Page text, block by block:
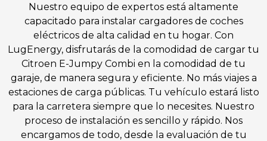
Nuestro equipo de expertos está altamente
capacitado para instalar cargadores de coches
eléctricos de alta calidad en tu hogar. Con
LugEnergy, disfrutarás de la comodidad de cargar tu
Citroen E-Jumpy Combi en la comodidad de tu
garaje, de manera segura y eficiente. No más viajes a
estaciones de carga públicas. Tu vehículo estará listo
para la carretera siempre que lo necesites. Nuestro
proceso de instalación es sencillo y rápido. Nos
encargamos de todo, desde la evaluación de tu